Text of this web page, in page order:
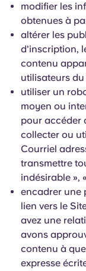
modifier les
obtenues à
altérer les
d'inscription,
contenu
utilisateurs du
utiliser un
moyen ou
pour accéder
collecter ou
Courriel
transmettre
indésirable »,
encadrer une
lien vers le
avez une
avons
contenu à
expresse